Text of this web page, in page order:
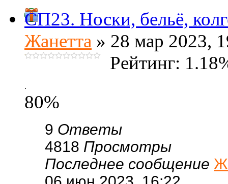
СП23. Носки, бельё,
Жанетта » 28 мар 2023,
Рейтинг:
.
80%
9 Ответы
4818 Просмотры
Последнее сообщение